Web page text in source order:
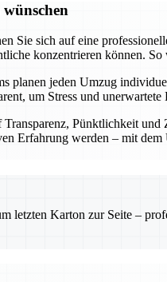
sich auf eine
konzentrieren können.
planen jeden Umzug
um Stress und unerwartete
Pünktlichkeit
Erfahrung werden – mit
letzten Karton zur Seite –